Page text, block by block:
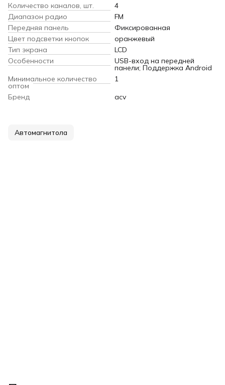
Количество каналов, шт.
4
Диапазон радио
FM
Передняя панель
Фиксированная
Цвет подсветки кнопок
оранжевый
Тип экрана
LCD
Особенности
USB-вход на передней
панели; Поддержка Android
Минимальное количество
оптом
1
Бренд
acv
Автомагнитола